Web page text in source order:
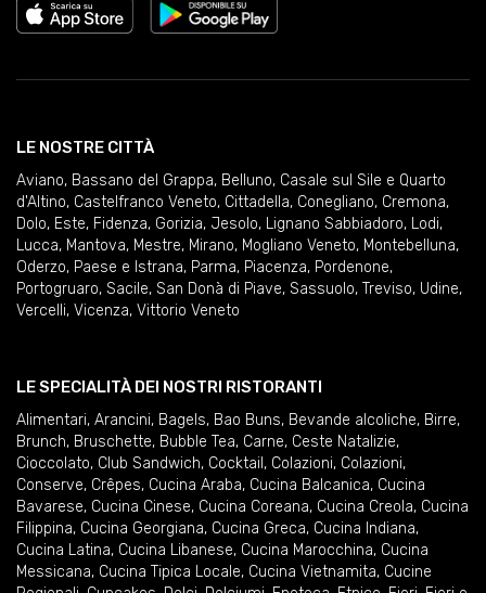
LE NOSTRE CITTÀ
Aviano, Bassano del Grappa, Belluno, Casale sul Sile e Quarto
d'Altino, Castelfranco Veneto, Cittadella, Conegliano, Cremona,
Dolo, Este, Fidenza, Gorizia, Jesolo, Lignano Sabbiadoro, Lodi,
Lucca, Mantova, Mestre, Mirano, Mogliano Veneto, Montebelluna,
Oderzo, Paese e Istrana, Parma, Piacenza, Pordenone,
Portogruaro, Sacile, San Donà di Piave, Sassuolo, Treviso, Udine,
Vercelli, Vicenza, Vittorio Veneto
LE SPECIALITÀ DEI NOSTRI RISTORANTI
Alimentari, Arancini, Bagels, Bao Buns, Bevande alcoliche, Birre,
Brunch, Bruschette, Bubble Tea, Carne, Ceste Natalizie,
Cioccolato, Club Sandwich, Cocktail , Colazioni, Colazioni,
Conserve, Crêpes, Cucina Araba, Cucina Balcanica, Cucina
Bavarese, Cucina Cinese, Cucina Coreana, Cucina Creola, Cucina
Filippina, Cucina Georgiana, Cucina Greca, Cucina Indiana,
Cucina Latina, Cucina Libanese, Cucina Marocchina, Cucina
Messicana, Cucina Tipica Locale, Cucina Vietnamita, Cucine